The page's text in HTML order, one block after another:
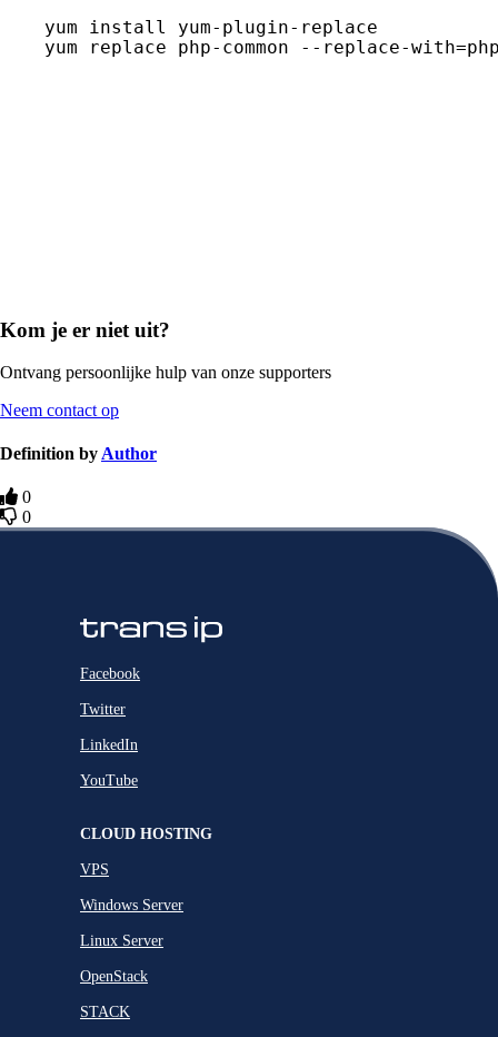
yum install yum-plugin-replace
yum replace php-common --replace-
Kom je er niet uit?
Ontvang persoonlijke hulp van onze supporters
Neem contact op
Definition by Author
0
0
Facebook
Twitter
LinkedIn
YouTube
CLOUD HOSTING
VPS
Windows Server
Linux Server
OpenStack
STACK